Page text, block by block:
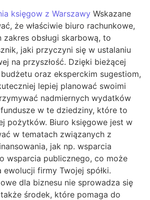
księgow z Warszawy Wskazane
że właściwie biuro rachunkowe,
zakres obsługi skarbową, to
jaki przyczyni się w ustalaniu
na przyszłość. Dzięki bieżącej
oraz eksperckim sugestiom,
lepiej planować swoimi
nadmiernych wydatków
w te dziedziny, które to
pożytków. Biuro księgowe jest w
w tematach związanych z
jak np. wsparcia
wsparcia publicznego, co może
firmy Twojej spółki.
dla biznesu nie sprowadza się
środek, które pomaga do